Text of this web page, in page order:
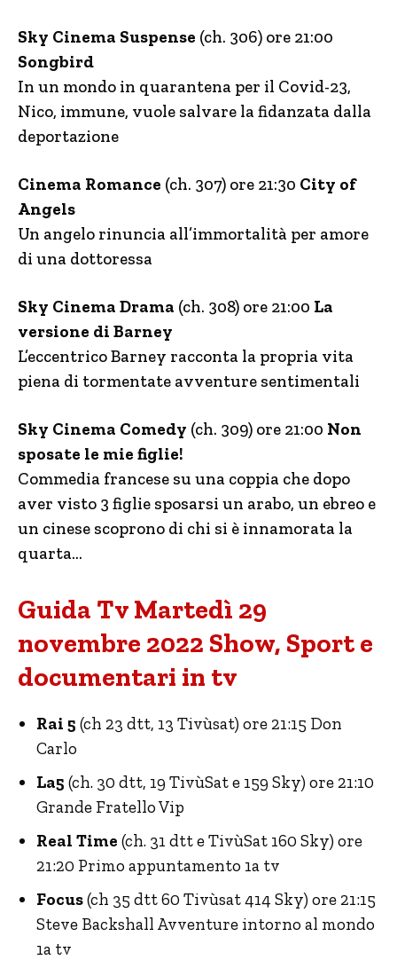
Sky Cinema Suspense (ch. 306) ore 21:00
Songbird
In un mondo in quarantena per il Covid-23,
Nico, immune, vuole salvare la fidanzata dalla
deportazione
Cinema Romance (ch. 307) ore 21:30 City of
Angels
Un angelo rinuncia all’immortalità per amore
di una dottoressa
Sky Cinema Drama (ch. 308) ore 21:00 La
versione di Barney
L’eccentrico Barney racconta la propria vita
piena di tormentate avventure sentimentali
Sky Cinema Comedy (ch. 309) ore 21:00 Non
sposate le mie figlie!
Commedia francese su una coppia che dopo
aver visto 3 figlie sposarsi un arabo, un ebreo e
un cinese scoprono di chi si è innamorata la
quarta…
Guida Tv Martedì 29
novembre 2022 Show, Sport e
documentari in tv
Rai 5 (ch 23 dtt, 13 Tivùsat) ore 21:15 Don
Carlo
La5 (ch. 30 dtt, 19 TivùSat e 159 Sky) ore 21:10
Grande Fratello Vip
Real Time (ch. 31 dtt e TivùSat 160 Sky) ore
21:20 Primo appuntamento 1a tv
Focus(ch 35 dtt 60 Tivùsat 414 Sky) ore 21:15
Steve Backshall Avventure intorno al mondo
1a tv